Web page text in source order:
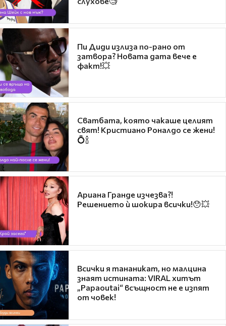
Пи Диди излиза по-рано от
затвора? Новата дата вече е
факт!💥
Сватбата, която чакаше целият
свят! Кристиано Роналдо се жени!
💍🍾
Ариана Гранде изчезва?!
Решението ѝ шокира всички!😯💥
Всички я тананикат, но малцина
знаят истината: VIRAL хитът
„Papaoutai“ всъщност не е изпят
от човек!